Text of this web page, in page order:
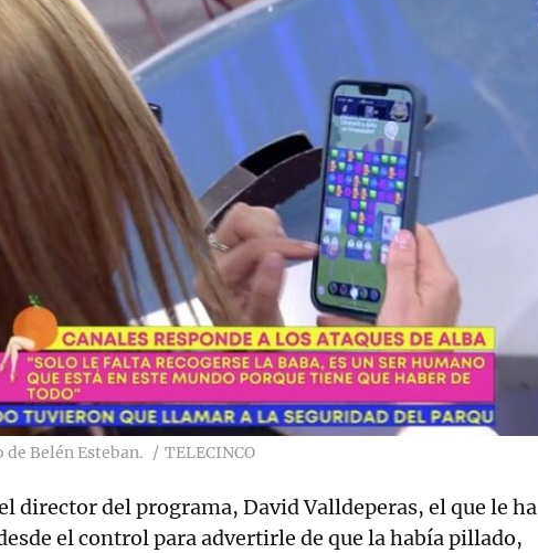
Belén Esteban. TELECINCO
director del programa, David Valldeperas, el que le ha
el control para advertirle de que la había pillado,